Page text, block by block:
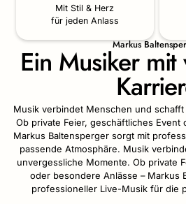
Mit Stil & Herz
für jeden Anlass
Markus
Ein Musiker
Musik verbindet Menschen und
Ob private Feier, geschäftliches Event
Markus Baltensperger sorgt mit
passende Atmosphäre. Musik
unvergessliche Momente. Ob private
oder besondere Anlässe – Markus
professioneller Live-Musik für die